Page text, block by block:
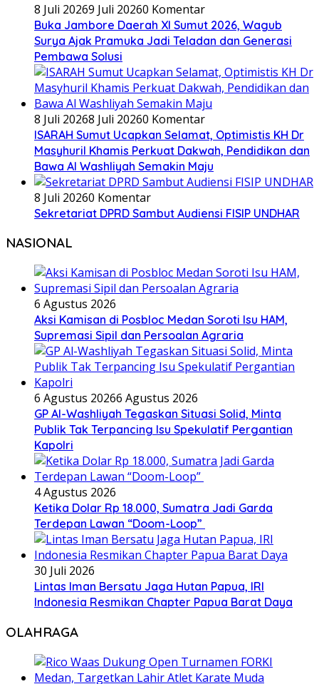
8 Juli 20269 Juli 20260 Komentar
Buka Jambore Daerah XI Sumut 2026, Wagub
Surya Ajak Pramuka Jadi Teladan dan Generasi
Pembawa Solusi
8 Juli 20268 Juli 20260 Komentar
ISARAH Sumut Ucapkan Selamat, Optimistis KH Dr
Masyhuril Khamis Perkuat Dakwah, Pendidikan dan
Bawa Al Washliyah Semakin Maju
8 Juli 20260 Komentar
Sekretariat DPRD Sambut Audiensi FISIP UNDHAR
NASIONAL
6 Agustus 2026
Aksi Kamisan di Posbloc Medan Soroti Isu HAM,
Supremasi Sipil dan Persoalan Agraria
6 Agustus 20266 Agustus 2026
GP Al-Washliyah Tegaskan Situasi Solid, Minta
Publik Tak Terpancing Isu Spekulatif Pergantian
Kapolri
4 Agustus 2026
Ketika Dolar Rp 18.000, Sumatra Jadi Garda
Terdepan Lawan “Doom-Loop”
30 Juli 2026
Lintas Iman Bersatu Jaga Hutan Papua, IRI
Indonesia Resmikan Chapter Papua Barat Daya
OLAHRAGA